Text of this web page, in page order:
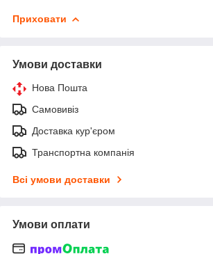
Приховати
Умови доставки
Нова Пошта
Самовивіз
Доставка кур'єром
Транспортна компанія
Всі умови доставки
Умови оплати